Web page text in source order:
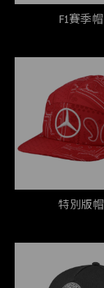
F1賽季帽
特別版帽